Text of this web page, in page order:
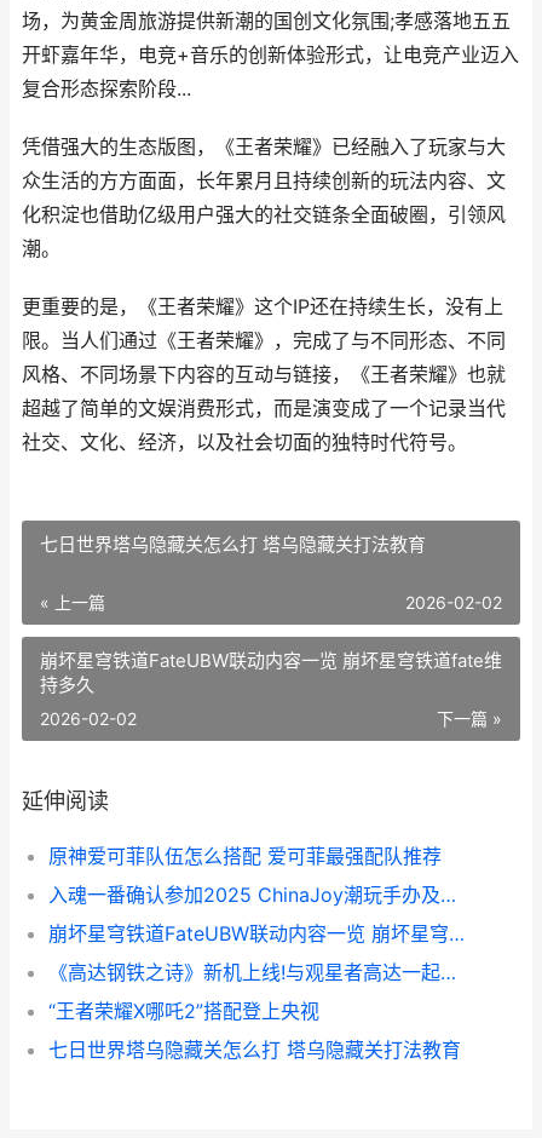
场，为黄金周旅游提供新潮的国创文化氛围;孝感落地五五
开虾嘉年华，电竞+音乐的创新体验形式，让电竞产业迈入
复合形态探索阶段...
凭借强大的生态版图，《王者荣耀》已经融入了玩家与大
众生活的方方面面，长年累月且持续创新的玩法内容、文
化积淀也借助亿级用户强大的社交链条全面破圈，引领风
潮。
更重要的是，《王者荣耀》这个IP还在持续生长，没有上
限。当人们通过《王者荣耀》，完成了与不同形态、不同
风格、不同场景下内容的互动与链接，《王者荣耀》也就
超越了简单的文娱消费形式，而是演变成了一个记录当代
社交、文化、经济，以及社会切面的独特时代符号。
七日世界塔乌隐藏关怎么打 塔乌隐藏关打法教育
« 上一篇 2026-02-02
崩坏星穹铁道FateUBW联动内容一览 崩坏星穹铁道fate维
持多久
下一篇 »
2026-02-02
延伸阅读
原神爱可菲队伍怎么搭配 爱可菲最强配队推荐
入魂一番确认参加2025 ChinaJoy潮玩手办及模型展区 入魂一番赏提现
崩坏星穹铁道FateUBW联动内容一览 崩坏星穹铁道fate维持多久
《高达钢铁之诗》新机上线!与观星者高达一起踏上宇宙探索之旅! 高达钢琴曲
“王者荣耀X哪吒2”搭配登上央视
七日世界塔乌隐藏关怎么打 塔乌隐藏关打法教育